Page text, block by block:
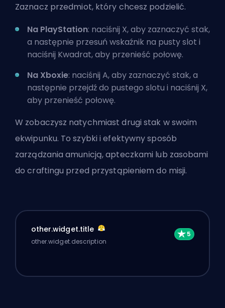
Zaznacz przedmiot, który chcesz podzielić.
Na PlayStation: naciśnij X, aby zaznaczyć stak,
a następnie przesuń wskaźnik na pusty slot i
naciśnij Kwadrat, aby przenieść połowę.
Na Xboxie: naciśnij A, aby zaznaczyć stak, a
następnie przejdź do pustego slotu i naciśnij X,
aby przenieść połowę.
W zobaczysz natychmiast drugi stak w swoim
ekwipunku. To szybki i efektywny sposób
zarządzania amunicją, apteczkami lub zasobami
do craftingu przed przystąpieniem do misji.
other.widget.title
other.widget.description